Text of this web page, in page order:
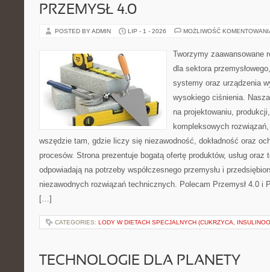
PRZEMYSŁ 4.0
POSTED BY ADMIN LIP - 1 - 2026 MOŻLIWOŚĆ
Tworzymy zaawansowane
dla sektora
systemy oraz urządzenia
wysokiego ciśnienia.
na projektowaniu,
kompleksowych
wszędzie tam, gdzie liczy się niezawodność, dokładność oraz
procesów. Strona prezentuje bogatą ofertę produktów, usług oraz
odpowiadają na potrzeby współczesnego przemysłu i
niezawodnych rozwiązań technicznych. Polecam Przemysł 4.0 i
[…]
CATEGORIES: LODY W DIETACH SPECJALNYCH (CUKRZYCA,
TECHNOLOGIE DLA PLANETY